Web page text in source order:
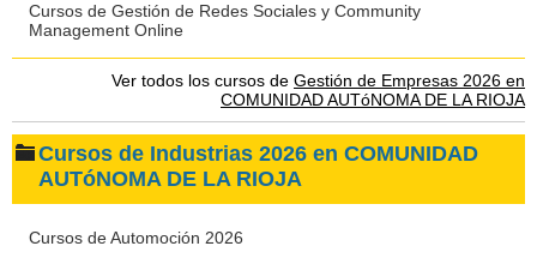
Cursos de Gestión de Redes Sociales y Community
Management Online
Ver todos los cursos de Gestión de Empresas 2026 en
COMUNIDAD AUTóNOMA DE LA RIOJA
Cursos de Industrias 2026 en COMUNIDAD
AUTóNOMA DE LA RIOJA
Cursos de Automoción 2026